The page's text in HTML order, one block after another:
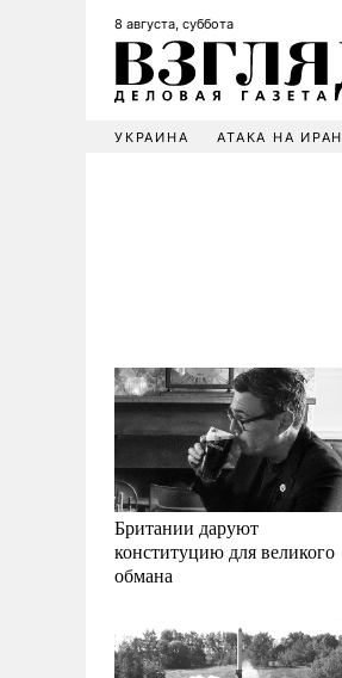
8 августа, суббота
УКРАИНА АТАКА НА ИРАН
Британии даруют
конституцию для великого
обмана